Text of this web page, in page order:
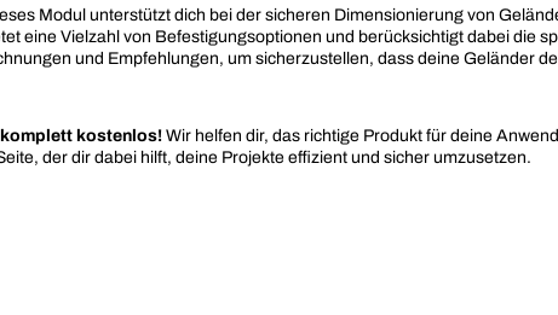
Modul unterstützt dich bei der sicheren Dimensionierung von
eine Vielzahl von Befestigungsoptionen und berücksichtigt dabei die
und Empfehlungen, um sicherzustellen, dass deine Geländer
kostenlos!Wir helfen dir, das richtige Produkt für deine
der dir dabei hilft, deine Projekte effizient und sicher umzusetzen.